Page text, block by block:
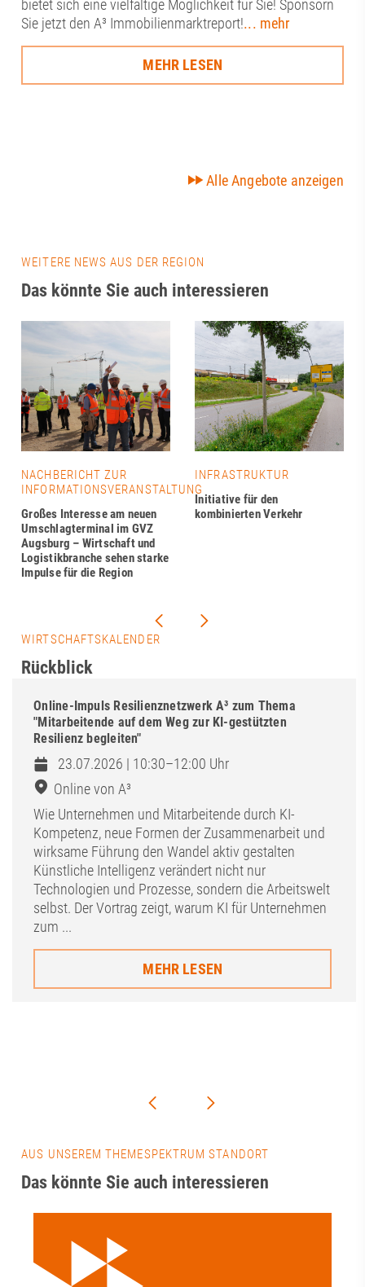
bietet sich eine vielfältige Möglichkeit für Sie! Sponsorn
Sie jetzt den A³ Immobilienmarktreport!... mehr
MEHR LESEN
Alle Angebote anzeigen
WEITERE NEWS AUS DER REGION
Das könnte Sie auch interessieren
NACHBERICHT ZUR
INFORMATIONSVERANSTALTUNG
Großes Interesse am neuen
Umschlagterminal im GVZ
Augsburg – Wirtschaft und
Logistikbranche sehen starke
Impulse für die Region
INFRASTRUKTUR
Initiative für den
kombinierten Verkehr
WIRTSCHAFTSKALENDER
Rückblick
Online-Impuls Resilienznetzwerk A³ zum Thema
"Mitarbeitende auf dem Weg zur KI-gestützten
Resilienz begleiten"
23.07.2026 | 10:30–12:00 Uhr
Online von A³
Wie Unternehmen und Mitarbeitende durch KI-
Kompetenz, neue Formen der Zusammenarbeit und
wirksame Führung den Wandel aktiv gestalten
Künstliche Intelligenz verändert nicht nur
Technologien und Prozesse, sondern die Arbeitswelt
selbst. Der Vortrag zeigt, warum KI für Unternehmen
zum ...
MEHR LESEN
AUS UNSEREM THEMESPEKTRUM STANDORT
Das könnte Sie auch interessieren